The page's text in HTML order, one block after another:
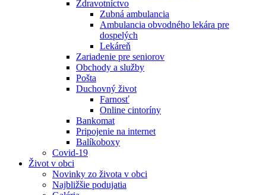
Zdravotníctvo
Zubná ambulancia
Ambulancia obvodného lekára pre
dospelých
Lekáreň
Zariadenie pre seniorov
Obchody a služby
Pošta
Duchovný život
Farnosť
Online cintoríny
Bankomat
Pripojenie na internet
Balíkoboxy
Covid-19
Život v obci
Novinky zo života v obci
Najbližšie podujatia